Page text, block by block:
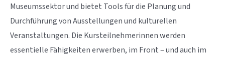
Museumssektor und bietet Tools für die Planung und
Durchführung von Ausstellungen und kulturellen
Veranstaltungen. Die Kursteilnehmerinnen werden
essentielle Fähigkeiten erwerben, im Front – und auch im